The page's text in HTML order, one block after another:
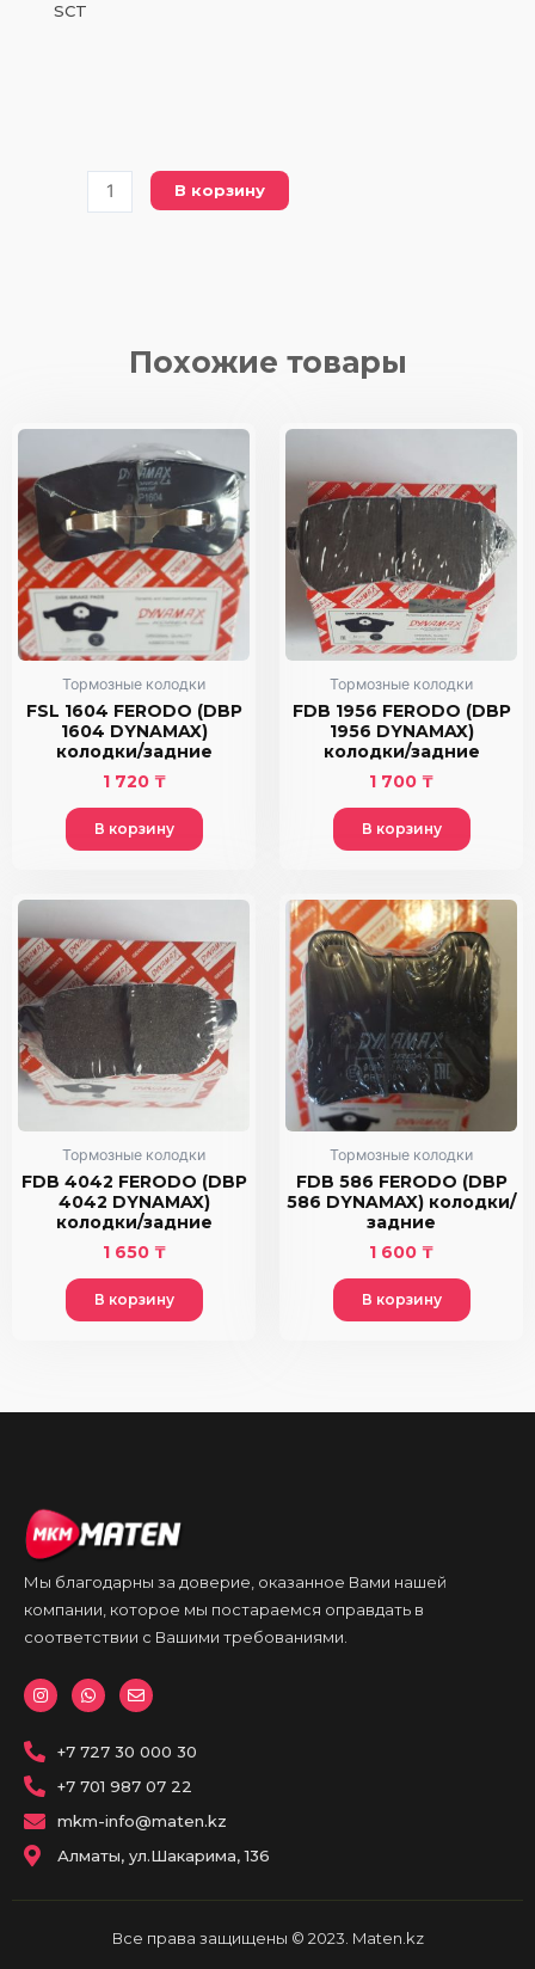
SCT
Количество
товара
DYNAMAX)
передние
В корзину
Похожие товары
Тормозные колодки
FSL 1604 FERODO (DBP
1604 DYNAMAX)
колодки/задние
1 720 ₸
В корзину
Тормозные колодки
FDB 1956 FERODO (DBP
1956 DYNAMAX)
колодки/задние
1 700 ₸
В корзину
Тормозные колодки
FDB 4042 FERODO (DBP
4042 DYNAMAX)
колодки/задние
1 650 ₸
В корзину
Тормозные колодки
FDB 586 FERODO (DBP
586 DYNAMAX) колодки/
задние
1 600 ₸
В корзину
Мы благодарны за доверие, оказанное Вами нашей
компании, которое мы постараемся оправдать в
соответствии с Вашими требованиями.
I
n
s
a
g
r
a
m
W
h
a
s
p
E
n
v
p
+7 727 30 000 30
+7 701 987 07 22
mkm-info@maten.kz
Алматы, ул.Шакарима, 136
Все права защищены © 2023. Maten.kz